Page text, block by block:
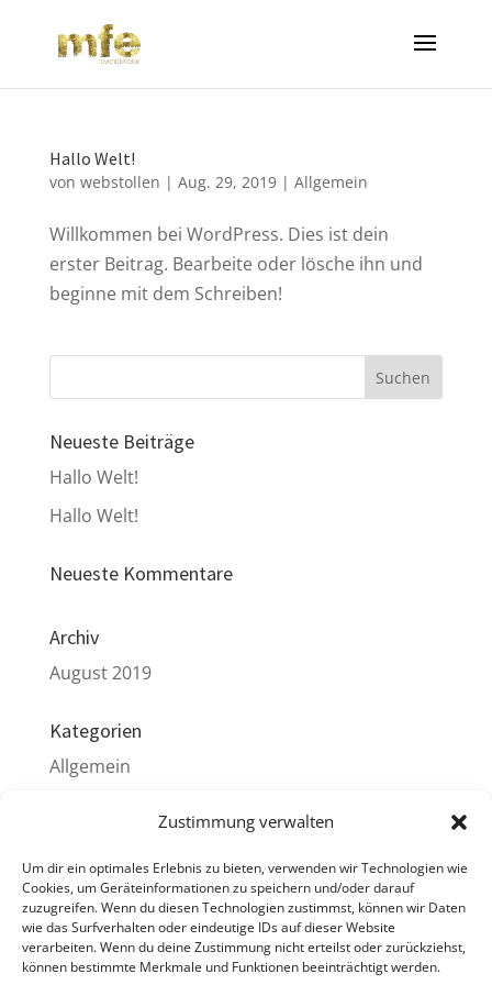
Zustimmung verwalten
Um dir ein optimales Erlebnis zu bieten, verwenden wir Technologien wie
Cookies, um Geräteinformationen zu speichern und/oder darauf
zuzugreifen. Wenn du diesen Technologien zustimmst, können wir Daten
wie das Surfverhalten oder eindeutige IDs auf dieser Website
verarbeiten. Wenn du deine Zustimmung nicht erteilst oder zurückziehst,
können bestimmte Merkmale und Funktionen beeinträchtigt werden.
Hallo Welt!
von webstollen | Aug. 29, 2019| Allgemein
Willkommen bei WordPress. Dies ist dein
erster Beitrag. Bearbeite oder lösche ihn und
beginne mit dem Schreiben!
Neueste Beiträge
Hallo Welt!
Hallo Welt!
Neueste Kommentare
Archiv
August 2019
Kategorien
Allgemein
Anmelden
Eintrags-Feed
Kommentar-Feed
WordPress.org